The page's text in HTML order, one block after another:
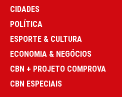
CIDADES
POLÍTICA
ESPORTE & CULTURA
ECONOMIA & NEGÓCIOS
CBN + PROJETO COMPROVA
CBN ESPECIAIS